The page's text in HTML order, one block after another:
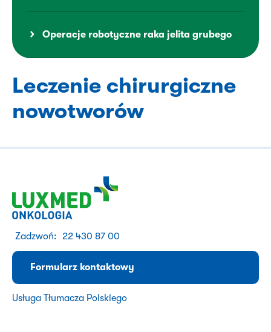
Operacje robotyczne raka jelita grubego
Leczenie chirurgiczne
nowotworów
Zadzwoń: 22 430 87 00
Formularz kontaktowy
Usługa Tłumacza Polskiego